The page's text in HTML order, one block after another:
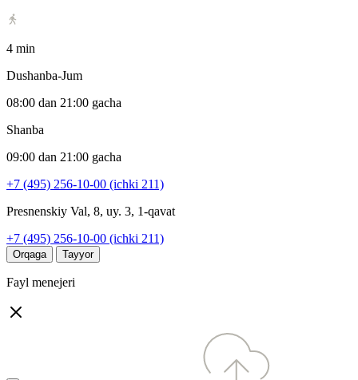
4 min
Dushanba-Jum
08:00 dan 21:00 gacha
Shanba
09:00 dan 21:00 gacha
+7 (495) 256-10-00 (ichki 211)
Presnenskiy Val, 8, uy. 3, 1-qavat
+7 (495) 256-10-00 (ichki 211)
Orqaga Tayyor
Fayl menejeri